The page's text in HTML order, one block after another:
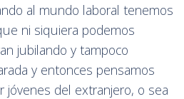
al mundo laboral tenemos
ni siquiera podemos
jubilando y tampoco
y entonces pensamos
jóvenes del extranjero, o sea